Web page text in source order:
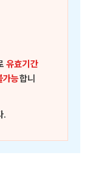
유효기간
가능합니
.